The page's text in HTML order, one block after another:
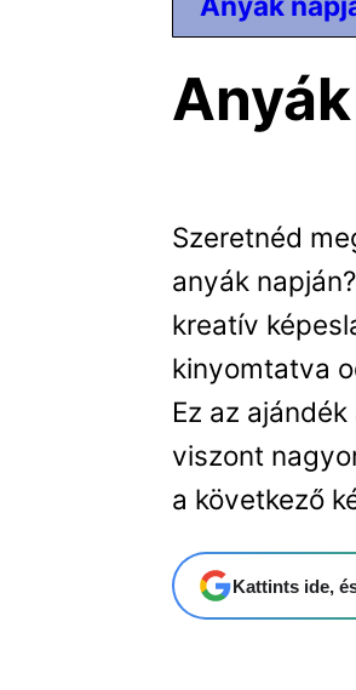
Szeretnéd
anyák
kreatív
kinyomtatva
Ez az
viszont
a következő
Kattints ide,